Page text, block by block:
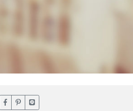
臉書分享(另開新視窗)
噗浪分享(另開新視窗)
Line分享(另開新視窗)